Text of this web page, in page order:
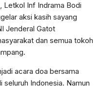
Letkol Inf Indrama Bodi
aksi kasih sayang
Jenderal Gatot
dan semua tokoh
acara doa bersama
Indonesia. Namun